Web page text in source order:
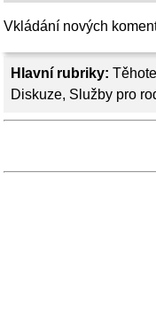
Hlavní rubriky:
Diskuze, Služby pro
Vkládání nových